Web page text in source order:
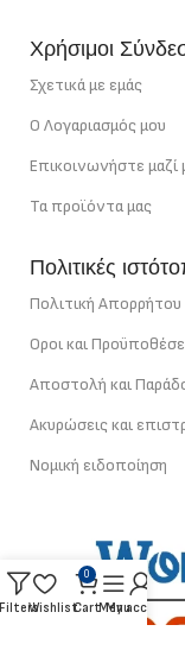
Χρήσιμοι
Σχετικά με εμάς
Ο Λογαριασμός μου
Επικοινωνήστε μαζί
Τα προϊόντα μας
Πολιτικές
Πολιτική Απορρήτου
Οροι και
Αποστολή και
Ακυρώσεις και
Νομική ειδοποίηση
FiltersWishlist
0
CartMenu
My account